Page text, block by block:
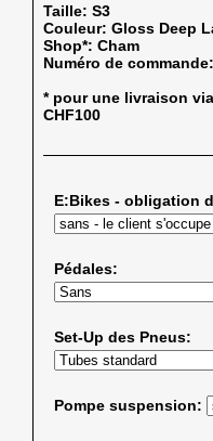
Taille:S3
Couleur:Gloss Deep
Shop*:Cham
Numéro de commande:
* pour une livraison
CHF100
E:Bikes - obligation
Pédales:
Set-Up des Pneus:
Pompe suspension: